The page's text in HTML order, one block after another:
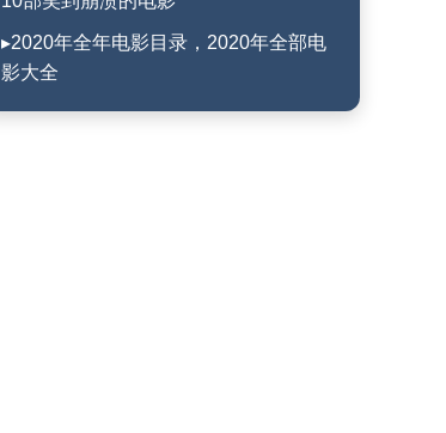
▸2020年全年电影目录，2020年全部电
影大全